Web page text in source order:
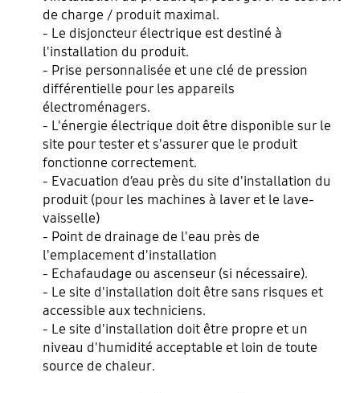
de charge / produit maximal.
- Le disjoncteur électrique est destiné à
l'installation du produit.
- Prise personnalisée et une clé de pression
différentielle pour les appareils
électroménagers.
- L'énergie électrique doit être disponible sur le
site pour tester et s'assurer que le produit
fonctionne correctement.
- Evacuation d’eau près du site d'installation du
produit (pour les machines à laver et le lave-
vaisselle)
- Point de drainage de l'eau près de
l'emplacement d'installation
- Echafaudage ou ascenseur (si nécessaire).
- Le site d'installation doit être sans risques et
accessible aux techniciens.
- Le site d'installation doit être propre et un
niveau d'humidité acceptable et loin de toute
source de chaleur.